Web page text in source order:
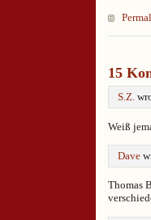
15
S.Z.
Weiß
Dave
Thomas